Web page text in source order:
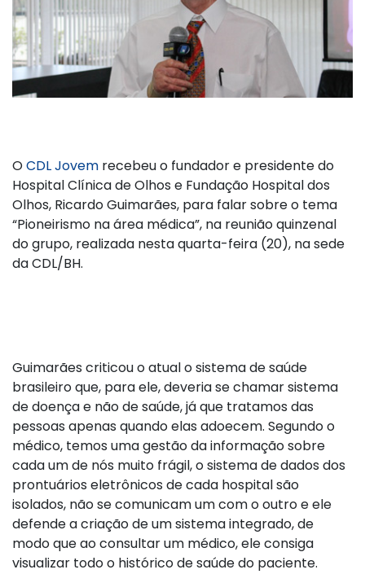
OCDL Jovem recebeu o fundador e presidente do
Hospital Clínica de Olhos e Fundação Hospital dos
Olhos, Ricardo Guimarães, para falar sobre o tema
“Pioneirismo na área médica”, na reunião quinzenal
do grupo, realizada nesta quarta-feira (20), na sede
da CDL/BH.
Guimarães criticou o atual o sistema de saúde
brasileiro que, para ele, deveria se chamar sistema
de doença e não de saúde, já que tratamos das
pessoas apenas quando elas adoecem. Segundo o
médico, temos uma gestão da informação sobre
cada um de nós muito frágil, o sistema de dados dos
prontuários eletrônicos de cada hospital são
isolados, não se comunicam um com o outro e ele
defende a criação de um sistema integrado, de
modo que ao consultar um médico, ele consiga
visualizar todo o histórico de saúde do paciente.